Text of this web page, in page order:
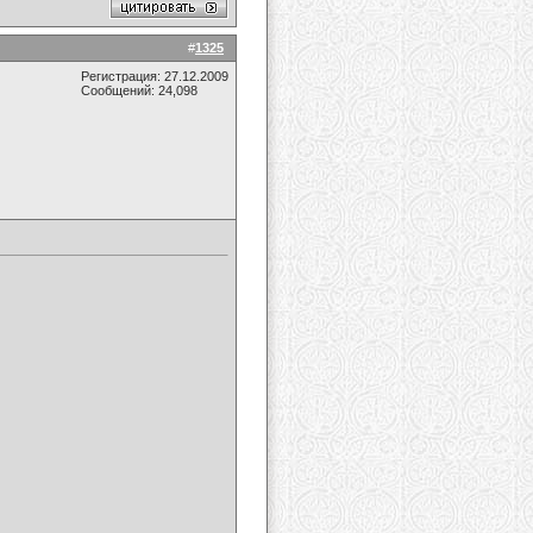
#1325
Регистрация: 27.12.2009
Сообщений: 24,098